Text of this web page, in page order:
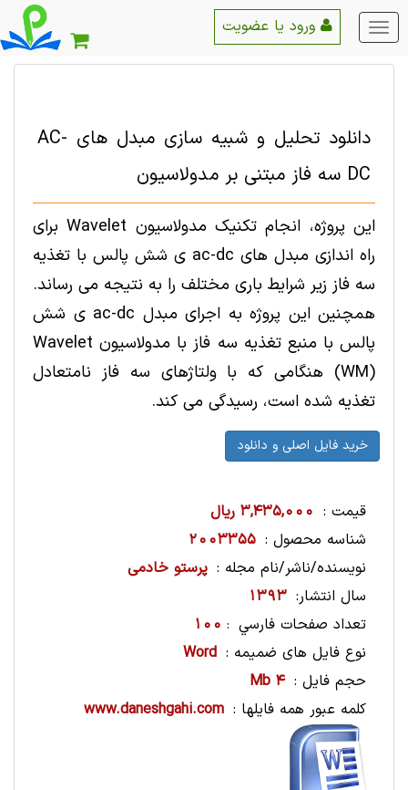
منو
اصلی
دانلود تحلیل و شبیه سازی مبدل های AC-
DC سه فاز مبتنی بر مدولاسیون
این پروژه، انجام تکنیک مدولاسیون Wavelet برای
راه اندازی مبدل های ac-dc ی شش پالس با تغذیه
سه فاز زیر شرایط باری مختلف را به نتیجه می رساند.
همچنین این پروژه به اجرای مبدل ac-dc ی شش
پالس با منبع تغذیه سه فاز با مدولاسیون Wavelet
(WM) هنگامی که با ولتاژهای سه فاز نامتعادل
تغذیه شده است، رسیدگی می کند.
قیمت : 3,435,000 ریال
شناسه محصول : 2003355
نویسنده/ناشر/نام مجله : پرستو خادمی
سال انتشار: 1393
تعداد صفحات فارسي :
100
نوع فایل های ضمیمه : Word
حجم فایل : 4 Mb
کلمه عبور همه فایلها : www.daneshgahi.com